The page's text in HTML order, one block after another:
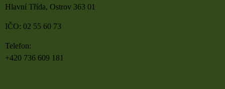
Hlavní Třída, Ostrov 363 01
IČO: 02 55 60 73
Telefon:
+420 736 609 181